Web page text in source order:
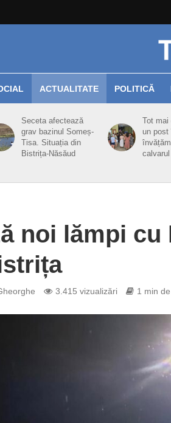
ACTUALITATE POLITICĂ
Seceta afectează
grav bazinul Someș-
Tisa. Situația din
Bistrița-Năsăud
Tot mai
un post
noi lămpi cu
3.415 vizualizări 1 min